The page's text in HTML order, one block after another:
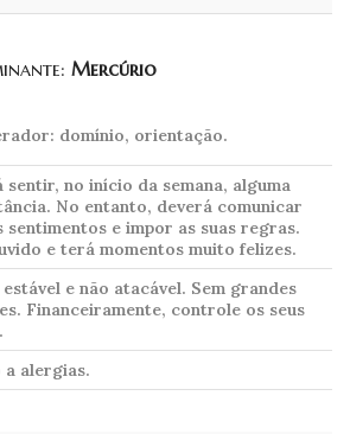
Mercúrio
domínio, orientação.
sentir, no início da semana, alguma
No entanto, deverá comunicar
sentimentos e impor as suas regras.
e terá momentos muito felizes.
e não atacável. Sem grandes
Financeiramente, controle os seus
a alergias.